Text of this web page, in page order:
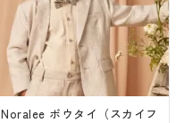
Noralee ボウタイ（スカイフ